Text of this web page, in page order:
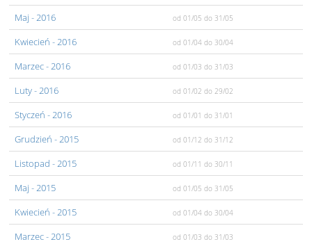
Maj - 2016 od 01/05 do 31/05
Kwiecień - 2016 od 01/04 do 30/04
Marzec- 2016 od 01/03 do 31/03
Luty- 2016 od 01/02 do 29/02
Styczeń - 2016 od 01/01 do 31/01
Grudzień - 2015 od 01/12 do 31/12
Listopad - 2015 od 01/11 do 30/11
Maj - 2015 od 01/05 do 31/05
Kwiecień - 2015 od 01/04 do 30/04
Marzec- 2015 od 01/03 do 31/03